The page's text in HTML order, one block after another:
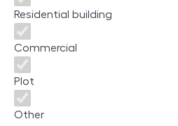
Residential building
Commercial
Plot
Other